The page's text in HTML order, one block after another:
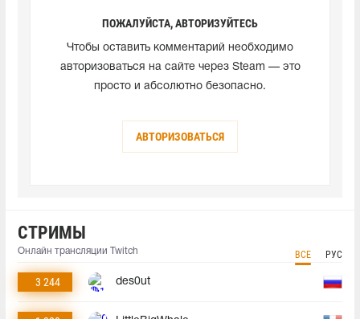
ПОЖАЛУЙСТА, АВТОРИЗУЙТЕСЬ
Чтобы оставить комментарий необходимо
авторизоваться на сайте через Steam — это
просто и абсолютно безопасно.
АВТОРИЗОВАТЬСЯ
СТРИМЫ
Онлайн трансляции Twitch ВСЕ РУС
3 244 des0ut